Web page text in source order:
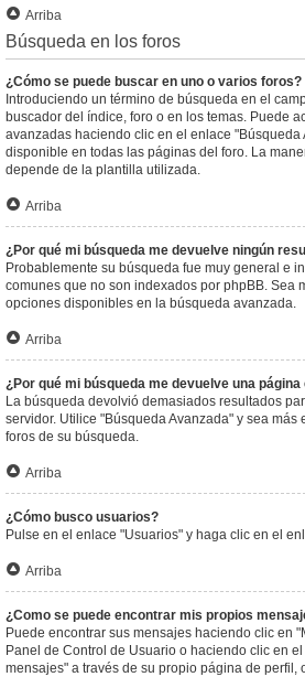
Arriba
Búsqueda en los foros
¿Cómo se puede buscar en uno o varios foros?
Introduciendo un término de búsqueda en el
buscador del índice, foro o en los temas. Puede
avanzadas haciendo clic en el enlace "Búsqueda
disponible en todas las páginas del foro. La
depende de la plantilla utilizada.
Arriba
¿Por qué mi búsqueda me devuelve ningún
Probablemente su búsqueda fue muy general e
comunes que no son indexados por phpBB. Sea
opciones disponibles en la búsqueda avanzada.
Arriba
¿Por qué mi búsqueda me devuelve una página
La búsqueda devolvió demasiados resultados
servidor. Utilice "Búsqueda Avanzada" y sea más
foros de su búsqueda.
Arriba
¿Cómo busco usuarios?
Pulse en el enlace "Usuarios" y haga clic en el
Arriba
¿Como se puede encontrar mis propios
Puede encontrar sus mensajes haciendo clic en
Panel de Control de Usuario o haciendo clic en
mensajes" a través de su propio página de perfil,